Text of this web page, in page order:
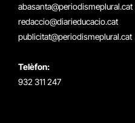
abasanta@periodismeplural.cat
redaccio@diarieducacio.cat
publicitat@periodismeplural.cat
Telèfon:
932 311 247